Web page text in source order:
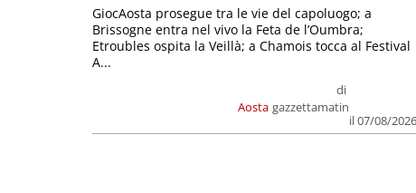
Aosta
di
gazzettamatin
il 07/08/2026
GiocAosta prosegue tra le vie del capoluogo; a
Brissogne entra nel vivo la Feta de l’Oumbra;
Etroubles ospita la Veillà; a Chamois tocca al Festival
A...